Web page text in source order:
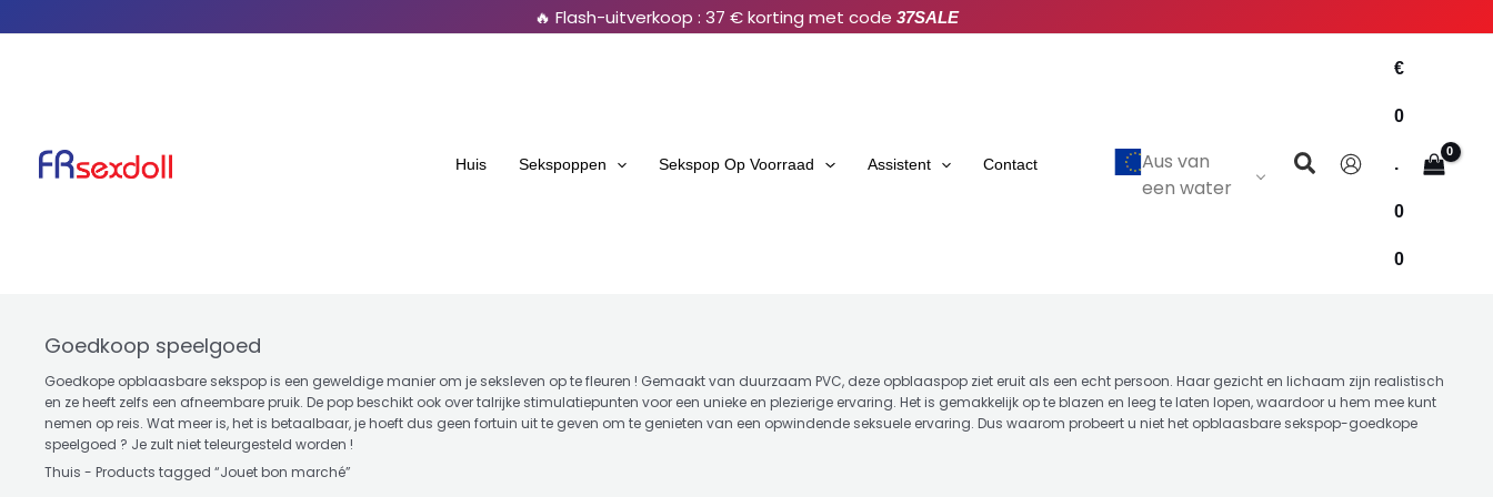
🔥 Flash-uitverkoop : 37 € korting met code 37SALE
Huis Sekspoppen Sekspop Op Voorraad Assistent Contact
Aus van
een water
Zoekopdracht
€
0
.
0
0
Goedkoop speelgoed
Goedkope opblaasbare sekspop is een geweldige manier om je seksleven op te fleuren ! Gemaakt van duurzaam PVC, deze opblaaspop ziet eruit als een echt persoon. Haar gezicht en lichaam zijn realistisch
en ze heeft zelfs een afneembare pruik. De pop beschikt ook over talrijke stimulatiepunten voor een unieke en plezierige ervaring. Het is gemakkelijk op te blazen en leeg te laten lopen, waardoor u hem mee kunt
nemen op reis. Wat meer is, het is betaalbaar, je hoeft dus geen fortuin uit te geven om te genieten van een opwindende seksuele ervaring. Dus waarom probeert u niet het opblaasbare sekspop-goedkope
speelgoed ? Je zult niet teleurgesteld worden !
Thuis - Products tagged “Jouet bon marché”